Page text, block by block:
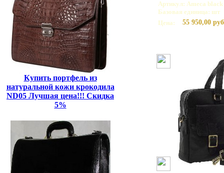
Купить портфель из
натуральной кожи крокодила
ND05 Лучшая цена!!! Скидка
5%
Артикул: Ameca black
Базовая единица: шт
Цена:
55 950,00